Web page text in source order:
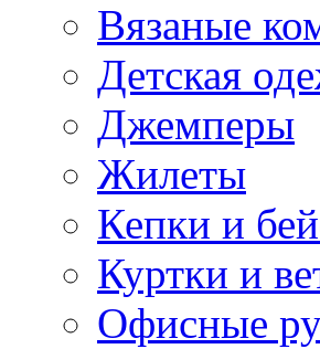
Вязаные
Детская
Джемперы
Жилеты
Кепки и
Куртки и
Офисные